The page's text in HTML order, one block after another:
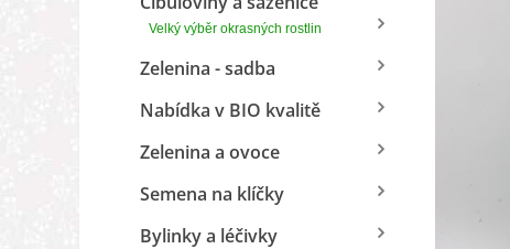
Velký výběr okrasných rostlin
Zelenina - sadba
Nabídka v BIO kvalitě
Zelenina a ovoce
Semena na klíčky
Bylinky a léčivky